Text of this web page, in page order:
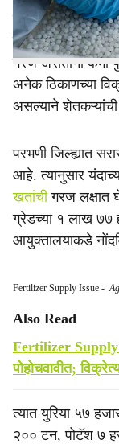
युरिया,
सुपर फॉस्फेट
गरज असतांना कमी
अनेक ठिकाणच्या
असल्याने
परभणी जिल्ह्यात
आहे. त्यानुसार
खतांचीगरज लक्षात
ग्रेडच्या १ लाख ७७
आयुक्तालयाकडे
Fertilizer Supply Issue -
Also Read
Fertilizer Supply
पोहोचवावीत;
त्यात युरिया ५७
२०० टन, पोटॅश ७